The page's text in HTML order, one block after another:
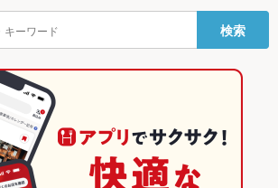
はこちら★
syowamura/】
盛飲み放題680円。ビール・泡盛飲み放題980円。
ーハン デザート
グ
グ
グ
キング
検索